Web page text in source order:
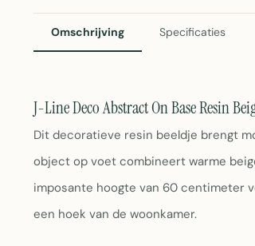
Omschrijving Specificaties
J-Line Deco Abstract On Base Resin
Dit decoratieve resin beeldje brengt
object op voet combineert warme
imposante hoogte van 60 centimeter
een hoek van de woonkamer.